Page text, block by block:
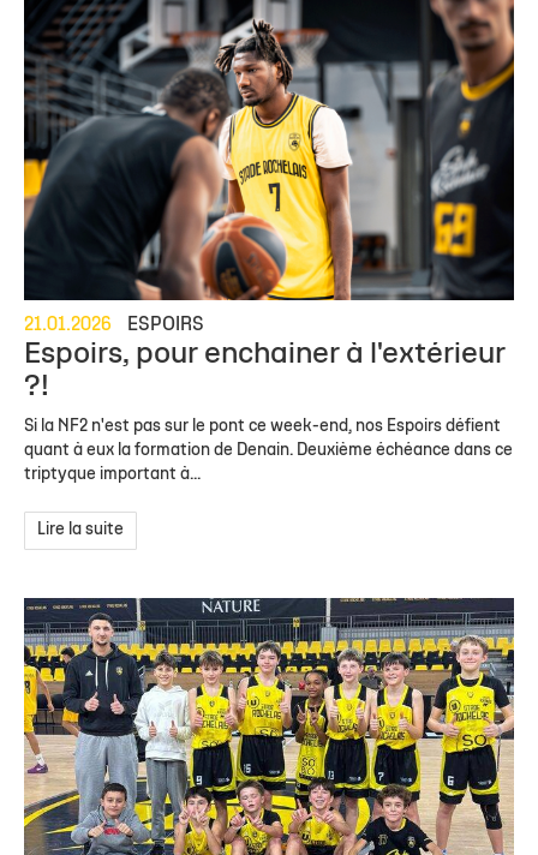
21.01.2026 ESPOIRS
Espoirs, pour enchainer à l'extérieur
?!
Si la NF2 n'est pas sur le pont ce week-end, nos Espoirs défient
quant à eux la formation de Denain. Deuxième échéance dans ce
triptyque important à...
Lire la suite